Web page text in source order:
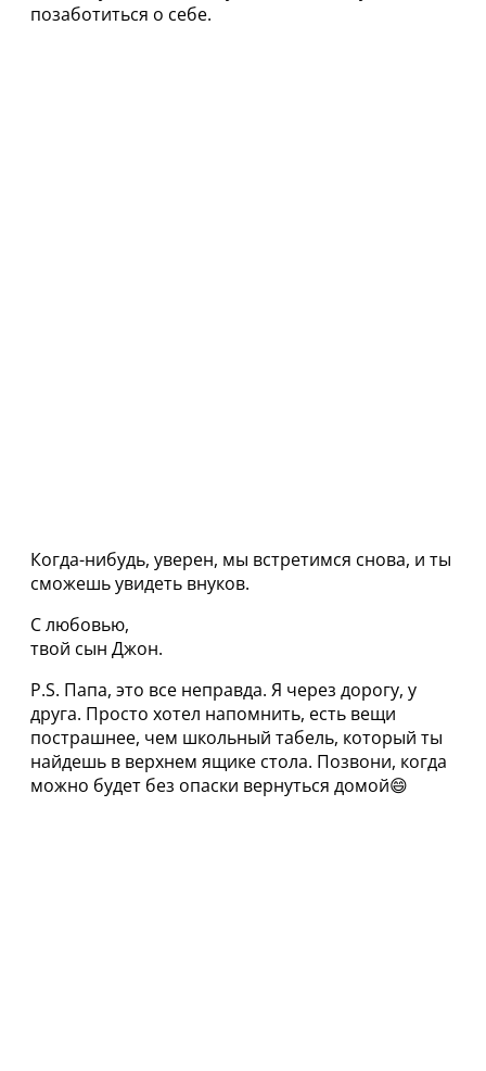
позаботиться о себе.
Когда-нибудь, уверен, мы встретимся снова, и ты
сможешь увидеть внуков.
С любовью,
твой сын Джон.
P.S. Папа, это все неправда. Я через дорогу, у
друга. Просто хотел напомнить, есть вещи
пострашнее, чем школьный табель, который ты
найдешь в верхнем ящике стола. Позвони, когда
можно будет без опаски вернуться домой😄